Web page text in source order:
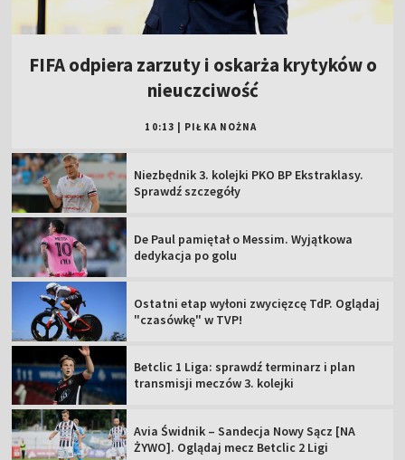
FIFA odpiera zarzuty i oskarża krytyków o
nieuczciwość
10:13 PIŁKA NOŻNA
Niezbędnik 3. kolejki PKO BP Ekstraklasy.
Sprawdź szczegóły
De Paul pamiętał o Messim. Wyjątkowa
dedykacja po golu
Ostatni etap wyłoni zwycięzcę TdP. Oglądaj
"czasówkę" w TVP!
Betclic 1 Liga: sprawdź terminarz i plan
transmisji meczów 3. kolejki
Avia Świdnik – Sandecja Nowy Sącz [NA
ŻYWO]. Oglądaj mecz Betclic 2 Ligi